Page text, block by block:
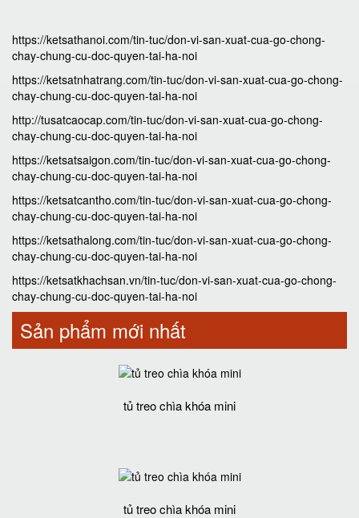
https://ketsathanoi.com/tin-tuc/don-vi-san-xuat-cua-go-chong-
chay-chung-cu-doc-quyen-tai-ha-noi
https://ketsatnhatrang.com/tin-tuc/don-vi-san-xuat-cua-go-chong-
chay-chung-cu-doc-quyen-tai-ha-noi
http://tusatcaocap.com/tin-tuc/don-vi-san-xuat-cua-go-chong-
chay-chung-cu-doc-quyen-tai-ha-noi
https://ketsatsaigon.com/tin-tuc/don-vi-san-xuat-cua-go-chong-
chay-chung-cu-doc-quyen-tai-ha-noi
https://ketsatcantho.com/tin-tuc/don-vi-san-xuat-cua-go-chong-
chay-chung-cu-doc-quyen-tai-ha-noi
https://ketsathalong.com/tin-tuc/don-vi-san-xuat-cua-go-chong-
chay-chung-cu-doc-quyen-tai-ha-noi
https://ketsatkhachsan.vn/tin-tuc/don-vi-san-xuat-cua-go-chong-
chay-chung-cu-doc-quyen-tai-ha-noi
Sản phẩm mới nhất
tủ treo chìa khóa mini
tủ treo chìa khóa mini